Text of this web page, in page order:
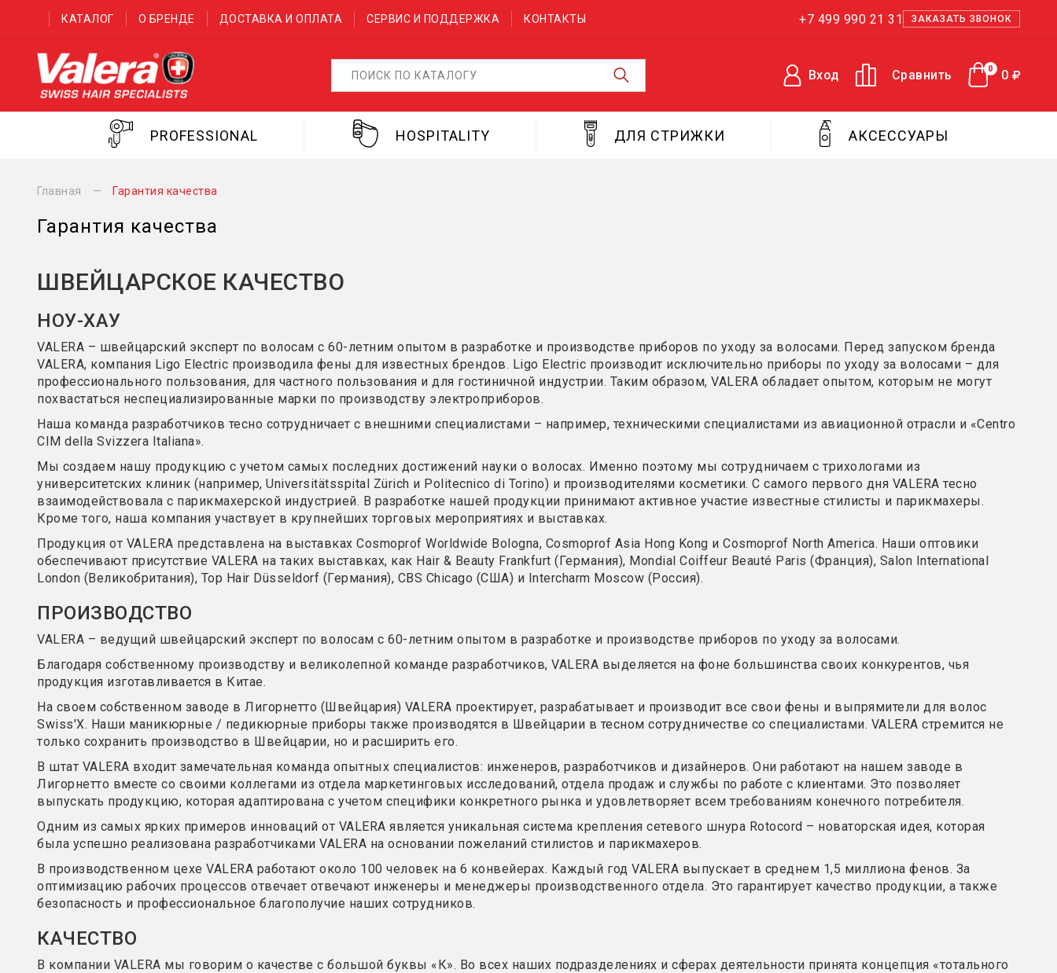
КАТАЛОГ О БРЕНДЕ ДОСТАВКА И ОПЛАТА СЕРВИС И ПОДДЕРЖКА КОНТАКТЫ +7 499 990 21 31 ЗАКАЗАТЬ ЗВОНОК
Вход Сравнить 0
0
PROFESSIONAL HOSPITALITY ДЛЯ СТРИЖКИ АКСЕССУАРЫ
Главная Гарантия качества
Гарантия качества
ШВЕЙЦАРСКОЕ КАЧЕСТВО
НОУ-ХАУ
VALERA – швейцарский эксперт по волосам с 60-летним опытом в разработке и производстве приборов по уходу за волосами. Перед запуском бренда
VALERA, компания Ligo Electric производила фены для известных брендов. Ligo Electric производит исключительно приборы по уходу за волосами – для
профессионального пользования, для частного пользования и для гостиничной индустрии. Таким образом, VALERA обладает опытом, которым не могут
похвастаться неспециализированные марки по производству электроприборов.
Наша команда разработчиков тесно сотрудничает с внешними специалистами – например, техническими специалистами из авиационной отрасли и «Centro
CIM della Svizzera Italiana».
Мы создаем нашу продукцию с учетом самых последних достижений науки о волосах. Именно поэтому мы сотрудничаем с трихологами из
университетских клиник (например, Universitätsspital Zürich и Politecnico di Torino) и производителями косметики. С самого первого дня VALERA тесно
взаимодействовала с парикмахерской индустрией. В разработке нашей продукции принимают активное участие известные стилисты и парикмахеры.
Кроме того, наша компания участвует в крупнейших торговых мероприятиях и выставках.
Продукция от VALERA представлена на выставках Cosmoprof Worldwide Bologna, Cosmoprof Asia Hong Kong и Cosmoprof North America. Наши оптовики
обеспечивают присутствие VALERA на таких выставках, как Hair & Beauty Frankfurt (Германия), Mondial Coiffeur Beauté Paris (Франция), Salon International
London (Великобритания), Top Hair Düsseldorf (Германия), CBS Chicago (США) и Intercharm Moscow (Россия).
ПРОИЗВОДСТВО
VALERA – ведущий швейцарский эксперт по волосам с 60-летним опытом в разработке и производстве приборов по уходу за волосами.
Благодаря собственному производству и великолепной команде разработчиков, VALERA выделяется на фоне большинства своих конкурентов, чья
продукция изготавливается в Китае.
На своем собственном заводе в Лигорнетто (Швейцария) VALERA проектирует, разрабатывает и производит все свои фены и выпрямители для волос
Swiss'X. Наши маникюрные / педикюрные приборы также производятся в Швейцарии в тесном сотрудничестве со специалистами. VALERA стремится не
только сохранить производство в Швейцарии, но и расширить его.
В штат VALERA входит замечательная команда опытных специалистов: инженеров, разработчиков и дизайнеров. Они работают на нашем заводе в
Лигорнетто вместе со своими коллегами из отдела маркетинговых исследований, отдела продаж и службы по работе с клиентами. Это позволяет
выпускать продукцию, которая адаптирована с учетом специфики конкретного рынка и удовлетворяет всем требованиям конечного потребителя.
Одним из самых ярких примеров инноваций от VALERA является уникальная система крепления сетевого шнура Rotocord – новаторская идея, которая
была успешно реализована разработчиками VALERA на основании пожеланий стилистов и парикмахеров.
В производственном цехе VALERA работают около 100 человек на 6 конвейерах. Каждый год VALERA выпускает в среднем 1,5 миллиона фенов. За
оптимизацию рабочих процессов отвечает отвечают инженеры и менеджеры производственного отдела. Это гарантирует качество продукции, а также
безопасность и профессиональное благополучие наших сотрудников.
КАЧЕСТВО
В компании VALERA мы говорим о качестве с большой буквы «К». Во всех наших подразделениях и сферах деятельности принята концепция «тотального